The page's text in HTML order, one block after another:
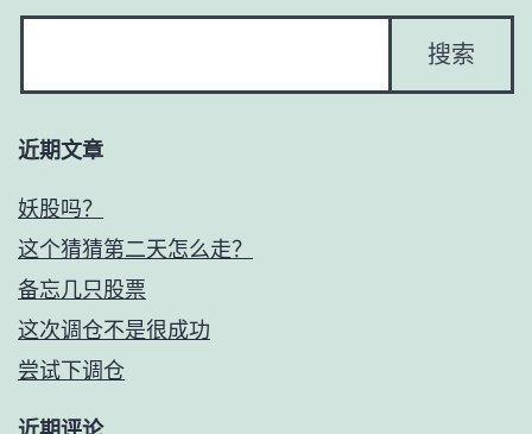
近期文章
妖股吗？
这个猜猜第二天怎么走？
备忘几只股票
这次调仓不是很成功
尝试下调仓